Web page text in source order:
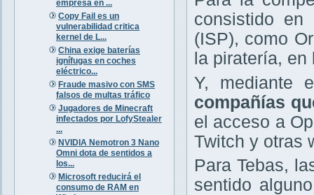
empresa en ...
Copy Fail es un
vulnerabilidad critica
kernel de L...
China exige baterías
ignífugas en coches
eléctrico...
Fraude masivo con SMS
falsos de multas tráfico
Jugadores de Minecraft
infectados por LofyStealer
...
NVIDIA Nemotron 3 Nano
Omni dota de sentidos a
los...
Microsoft reducirá el
consumo de RAM en
consistido en
(ISP), como
la piratería,
Y, mediante
compañías
el acceso a
Twitch y otras
Para Tebas,
sentido